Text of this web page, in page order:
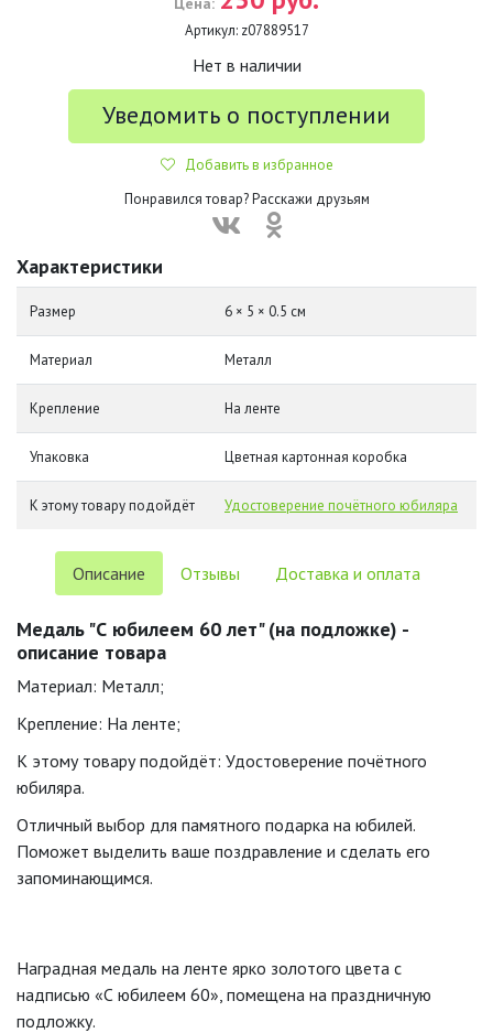
Артикул: z07889517
Нет в наличии
Уведомить о поступлении
Добавить в избранное
Понравился товар? Расскажи друзьям
Характеристики
Размер 6 × 5 × 0.5 см
Материал Металл
Крепление На ленте
Упаковка Цветная картонная коробка
К этому товару подойдёт Удостоверение почётного юбиляра
Описание Отзывы Доставка и оплата
Медаль "С юбилеем 60 лет" (на подложке) -
описание товара
Материал: Металл;
Крепление: На ленте;
К этому товару подойдёт: Удостоверение почётного
юбиляра.
Отличный выбор для памятного подарка на юбилей.
Поможет выделить ваше поздравление и сделать его
запоминающимся.
Наградная медаль на ленте ярко золотого цвета с
надписью «С юбилеем 60», помещена на праздничную
подложку.